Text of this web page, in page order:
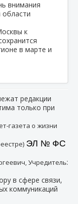
внимания
области
в марте и
редакции
только при
газета о жизни
ЭЛ № ФС
Учредитель:
в сфере связи,
коммуникаций